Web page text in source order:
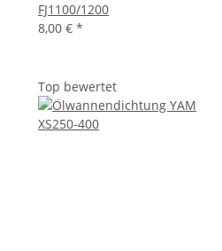
FJ1100/1200
8,00 € *
Top bewertet